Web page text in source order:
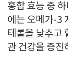
홍합 효능 중
에는 오메가-3
테롤을 낮추고
관 건강을 증진